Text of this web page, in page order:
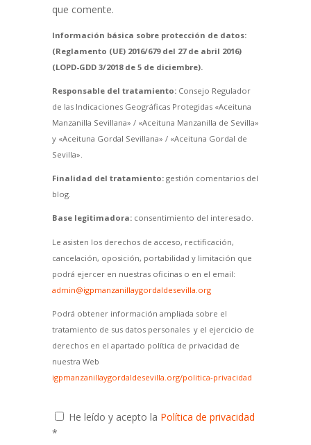
que comente.
Información básica sobre protección de datos:
(Reglamento (UE) 2016/679 del 27 de abril 2016)
(LOPD-GDD 3/2018 de 5 de diciembre).
Responsable del tratamiento:Consejo Regulador
de las Indicaciones Geográficas Protegidas «Aceituna
Manzanilla Sevillana» / «Aceituna Manzanilla de Sevilla»
y «Aceituna Gordal Sevillana» / «Aceituna Gordal de
Sevilla».
Finalidad del tratamiento:gestión comentarios del
blog.
Base legitimadora:consentimiento del interesado.
Le asisten los derechos de acceso, rectificación,
cancelación, oposición, portabilidad y limitación que
podrá ejercer en nuestras oficinas o en el email:
admin@igpmanzanillaygordaldesevilla.org
Podrá obtener información ampliada sobre el
tratamiento de sus datos personales y el ejercicio de
derechos en el apartado política de privacidad de
nuestra Web
igpmanzanillaygordaldesevilla.org/politica-privacidad
He leído y acepto la Política de privacidad
*